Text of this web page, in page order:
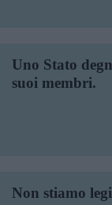
Uno Stato
suoi membri.
Non stiamo